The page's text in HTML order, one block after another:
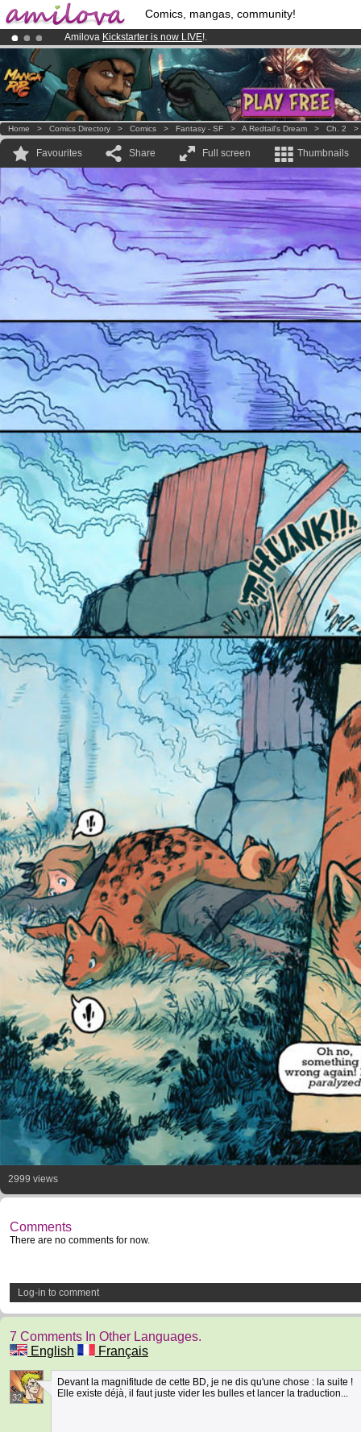
Comics, mangas, community!
Amilova Kickstarter is now LIVE!.
Already 100000membersand 1000comics & mangas!.
Premium membership from3.95 euros per month !Get membership
Home > Comics Directory > Comics > Fantasy - SF > A Redtail's Dream > Ch. 2
Favourites Share Full screen Thumbnails
2999 views
Comments
There are no comments for now.
Log-in to comment
7 Comments In Other Languages.
English
Français
32
Devant la magnifitude de cette BD, je ne dis qu'une chose : la suite !
Elle existe déjà, il faut juste vider les bulles et lancer la traduction...